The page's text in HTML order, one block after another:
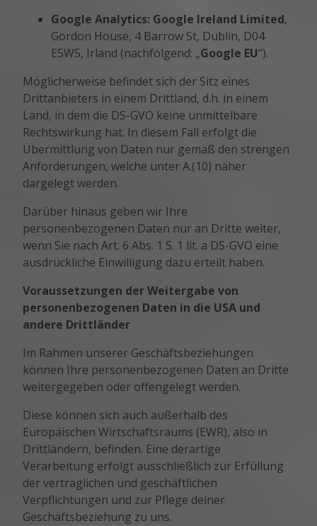
Google Analytics: Google Ireland Limited,
Gordon House, 4 Barrow St, Dublin, D04
E5W5, Irland (nachfolgend: „Google EU“).
Möglicherweise befindet sich der Sitz eines
Drittanbieters in einem Drittland, d.h. in einem
Land, in dem die DS-GVO keine unmittelbare
Rechtswirkung hat. In diesem Fall erfolgt die
Übermittlung von Daten nur gemäß den strengen
Anforderungen, welche unter A.(10) näher
dargelegt werden.
Darüber hinaus geben wir Ihre
personenbezogenen Daten nur an Dritte weiter,
wenn Sie nach Art. 6 Abs. 1 S. 1 lit. a DS-GVO eine
ausdrückliche Einwilligung dazu erteilt haben.
Voraussetzungen der Weitergabe von
personenbezogenen Daten in die USA und
andere Drittländer
Im Rahmen unserer Geschäftsbeziehungen
können Ihre personenbezogenen Daten an Dritte
weitergegeben oder offengelegt werden.
Diese können sich auch außerhalb des
Europäischen Wirtschaftsraums (EWR), also in
Drittländern, befinden. Eine derartige
Verarbeitung erfolgt ausschließlich zur Erfüllung
der vertraglichen und geschäftlichen
Verpflichtungen und zur Pflege deiner
Geschäftsbeziehung zu uns.